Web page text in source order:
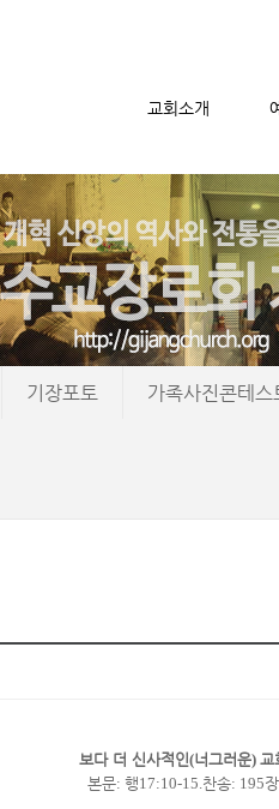
교회소개
메뉴 건너뛰기
기장포토 가족사진콘테스
보다 더 신사적인(너그러운) 교
본문: 행17:10-15.찬송: 195장